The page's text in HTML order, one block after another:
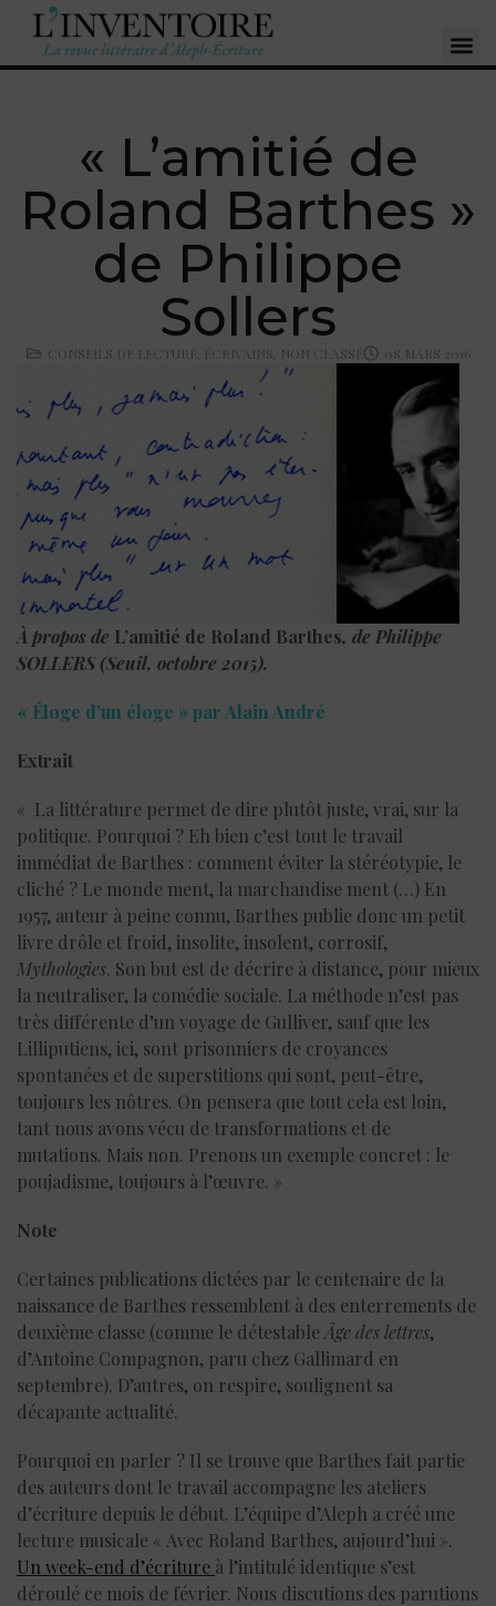
« L’amitié de
Roland Barthes »
de Philippe
Sollers
CONSEILS DE LECTURE ÉCRIVAINS NON CLASSÉ 08 MARS 2016
À propos de L’amitié de Roland Barthes, de Philippe
SOLLERS (Seuil, octobre 2015).
« Éloge d’un éloge » par Alain André
Extrait
« La littérature permet de dire plutôt juste, vrai, sur la
politique. Pourquoi ? Eh bien c’est tout le travail
immédiat de Barthes : comment éviter la stéréotypie, le
cliché ? Le monde ment, la marchandise ment (…) En
1957, auteur à peine connu, Barthes publie donc un petit
livre drôle et froid, insolite, insolent, corrosif,
Mythologies. Son but est de décrire à distance, pour mieux
la neutraliser, la comédie sociale. La méthode n’est pas
très différente d’un voyage de Gulliver, sauf que les
Lilliputiens, ici, sont prisonniers de croyances
spontanées et de superstitions qui sont, peut-être,
toujours les nôtres. On pensera que tout cela est loin,
tant nous avons vécu de transformations et de
mutations. Mais non. Prenons un exemple concret : le
poujadisme, toujours à l’œuvre. »
Note
Certaines publications dictées par le centenaire de la
naissance de Barthes ressemblent à des enterrements de
deuxième classe (comme le détestable Âge des lettres,
d’Antoine Compagnon, paru chez Gallimard en
septembre). D’autres, on respire, soulignent sa
décapante actualité.
Pourquoi en parler ? Il se trouve que Barthes fait partie
des auteurs dont le travail accompagne les ateliers
d’écriture depuis le début. L’équipe d’Aleph a créé une
lecture musicale « Avec Roland Barthes, aujourd’hui ».
Un week-end d’écriture à l’intitulé identique s’est
déroulé ce mois de février. Nous discutions des parutions